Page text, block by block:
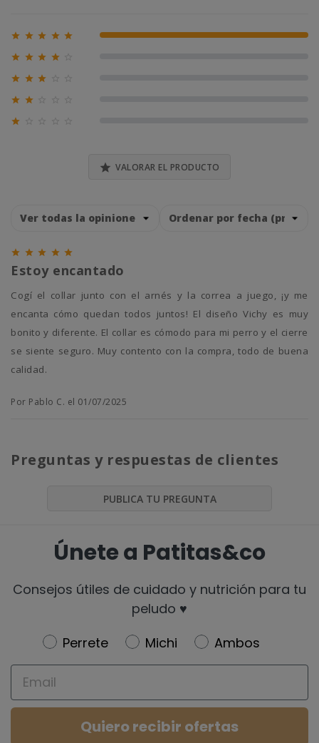
     100% (1)
   
  
 

 VALORAR EL PRODUCTO
    
Estoy encantado
Cogí el collar junto con el arnés y la correa a juego, ¡y me
encanta cómo quedan todos juntos! El diseño Vichy es muy
bonito y diferente. El collar es cómodo para mi perro y el cierre
se siente seguro. Muy contento con la compra, todo de buena
calidad.
Por Pablo C. el 01/07/2025
Preguntas y respuestas de clientes
PUBLICA TU PREGUNTA
Únete a Patitas&co
Consejos útiles de cuidado y nutrición para tu
peludo ♥️
Newsletter
Perrete Michi
Ambos
Email
Quiero recibir ofertas